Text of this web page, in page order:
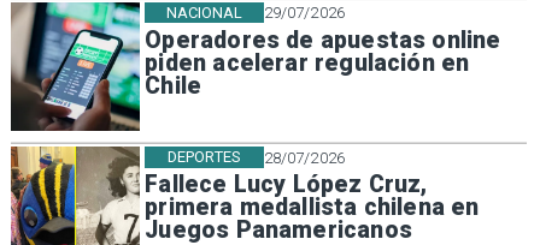
29/07/2026
Operadores de apuestas online
piden acelerar regulación en
Chile
NACIONAL
28/07/2026
Fallece Lucy López Cruz,
primera medallista chilena en
Juegos Panamericanos
DEPORTES